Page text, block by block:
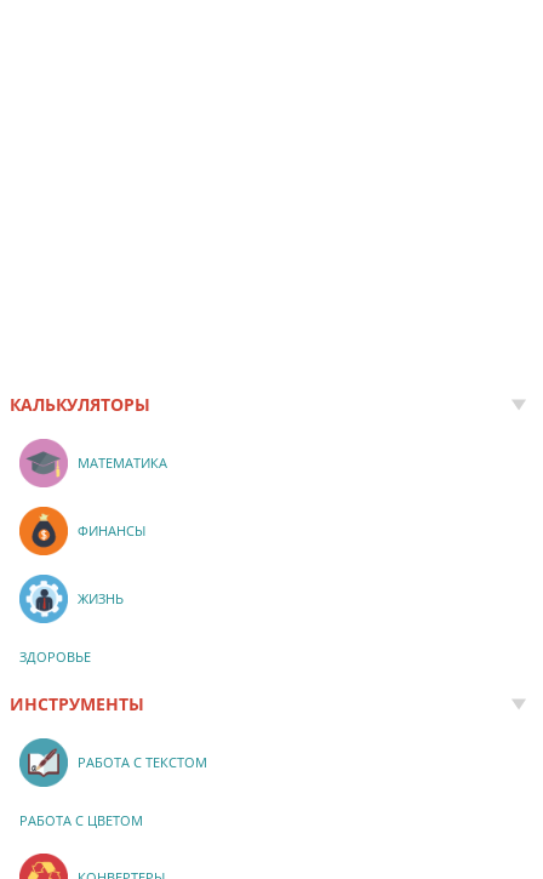
КАЛЬКУЛЯТОРЫ
МАТЕМАТИКА
ФИНАНСЫ
ЖИЗНЬ
ЗДОРОВЬЕ
ИНСТРУМЕНТЫ
РАБОТА С ТЕКСТОМ
РАБОТА С ЦВЕТОМ